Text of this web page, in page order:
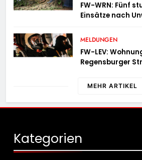
FW-WRN: Fünf
Einsätze nach
MELDUNGEN
FW-LEV:
Regensburger
MEHR ARTIKEL
Kategorien